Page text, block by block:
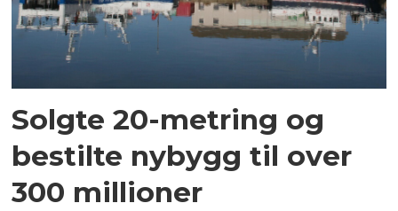
Solgte 20-metring og
bestilte nybygg til over
300 millioner